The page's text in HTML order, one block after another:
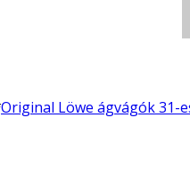
Original Löwe ágvágók 31-